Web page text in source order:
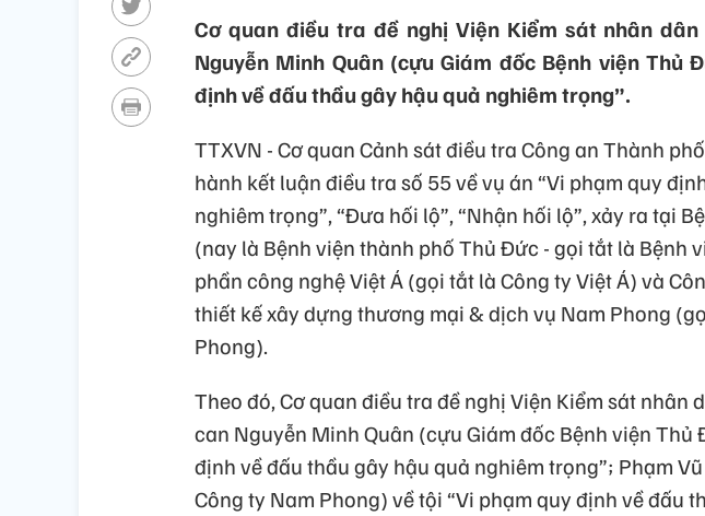
Cơ quan điều tra đề nghị Viện Kiểm sát nhân
Nguyễn Minh Quân (cựu Giám đốc Bệnh viện Thủ
định về đấu thầu gây hậu quả nghiêm trọng”.
TTXVN - Cơ quan Cảnh sát điều tra Công an Thành
hành kết luận điều tra số 55 về vụ án “Vi phạm quy
nghiêm trọng”, “Đưa hối lộ”, “Nhận hối lộ”, xảy ra tại
(nay là Bệnh viện thành phố Thủ Đức - gọi tắt là Bệnh
phần công nghệ Việt Á (gọi tắt là Công ty Việt Á) và
thiết kế xây dựng thương mại & dịch vụ Nam Phong
Phong).
Theo đó, Cơ quan điều tra đề nghị Viện Kiểm sát nhân
can Nguyễn Minh Quân (cựu Giám đốc Bệnh viện Thủ
định về đấu thầu gây hậu quả nghiêm trọng”; Phạm
Công ty Nam Phong) về tội “Vi phạm quy định về đấu